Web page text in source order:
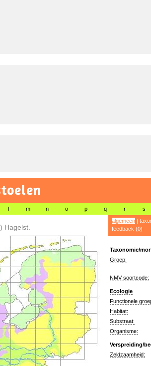
l m n o p q r s
Hagelst.
algemeen|
feedback (0)
Taxonomie/
Groep:
NMV soortcode:
Ecologie
Functionele
Habitat:
Substraat:
Organisme:
Verspreiding/
Zeldzaamheid: